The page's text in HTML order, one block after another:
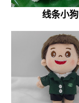
线条小狗